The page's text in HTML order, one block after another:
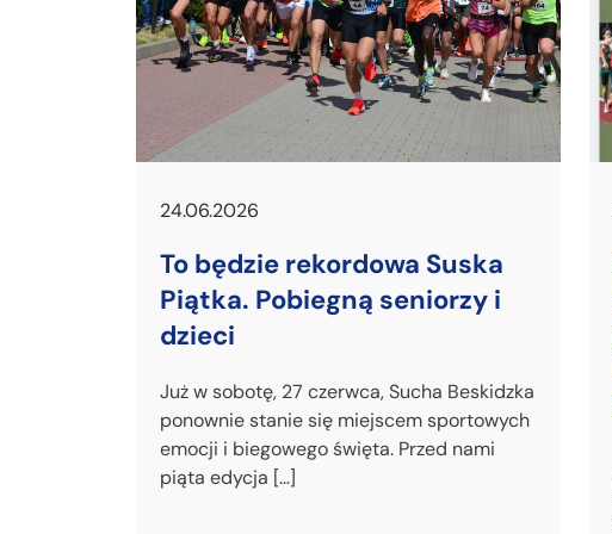
24.06.2026
To będzie rekordowa Suska
Piątka. Pobiegną seniorzy i
dzieci
Już w sobotę, 27 czerwca, Sucha Beskidzka
ponownie stanie się miejscem sportowych
emocji i biegowego święta. Przed nami
piąta edycja […]